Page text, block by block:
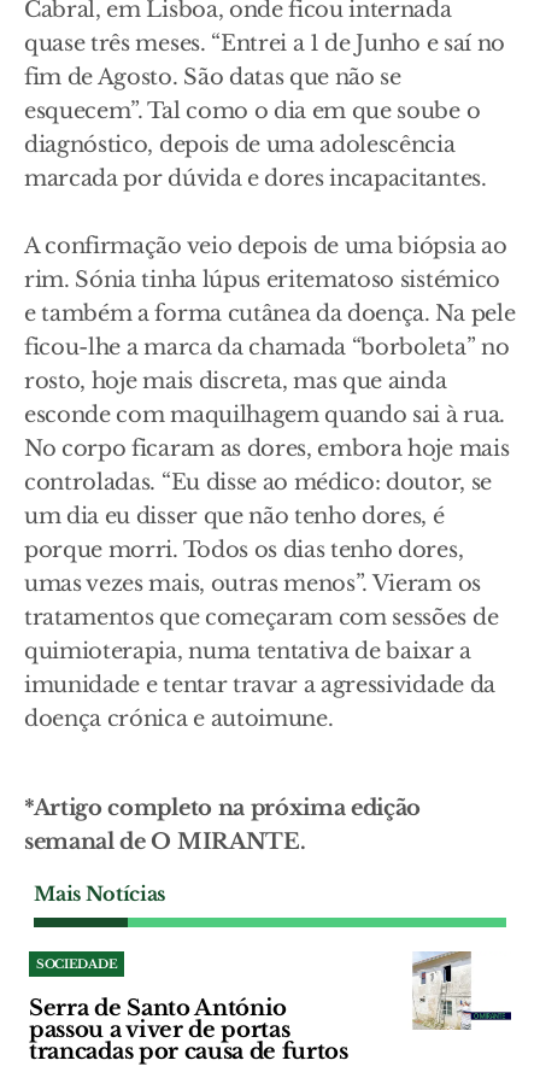
Cabral, em Lisboa, onde ficou internada
quase três meses. “Entrei a 1 de Junho e saí no
fim de Agosto. São datas que não se
esquecem”. Tal como o dia em que soube o
diagnóstico, depois de uma adolescência
marcada por dúvida e dores incapacitantes.
A confirmação veio depois de uma biópsia ao
rim. Sónia tinha lúpus eritematoso sistémico
e também a forma cutânea da doença. Na pele
ficou-lhe a marca da chamada “borboleta” no
rosto, hoje mais discreta, mas que ainda
esconde com maquilhagem quando sai à rua.
No corpo ficaram as dores, embora hoje mais
controladas. “Eu disse ao médico: doutor, se
um dia eu disser que não tenho dores, é
porque morri. Todos os dias tenho dores,
umas vezes mais, outras menos”. Vieram os
tratamentos que começaram com sessões de
quimioterapia, numa tentativa de baixar a
imunidade e tentar travar a agressividade da
doença crónica e autoimune.
*Artigo completo na próxima edição
semanal de O MIRANTE.
Mais Notícias
SOCIEDADE
Serra de Santo António
passou a viver de portas
trancadas por causa de furtos